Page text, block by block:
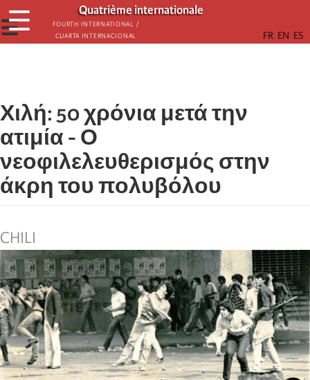
Παράκαμψη
προς
το
Quatrième internationale
Fourth International /
Cuarta Internacional
☰
☰
Χιλή: 50 χρόνια μετά την
ατιμία - Ο
νεοφιλελευθερισμός στην
άκρη του πολυβόλου
CHILI